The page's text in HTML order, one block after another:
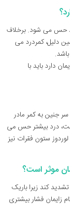
حس می شود. برخلاف
دلیل، کمردرد می
دارد باید با
جنین به کمر مادر
درد بیشتر حس می
ستون فقرات نیز
موثر است؟
کند زیرا باریک
فشار بیشتری